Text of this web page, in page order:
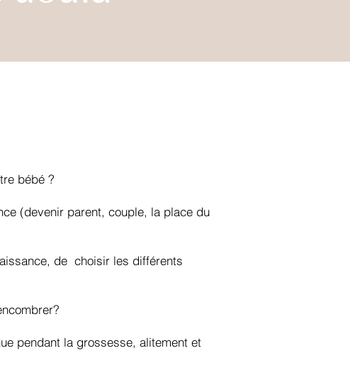
bébé ?
(devenir parent, couple, la place du
de choisir les différents
pendant la grossesse, alitement et